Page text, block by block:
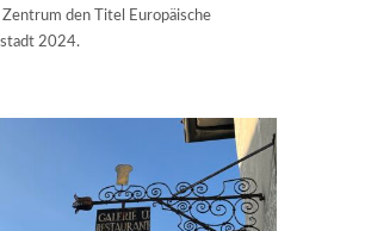
Zentrum den Titel Europäische
2024.